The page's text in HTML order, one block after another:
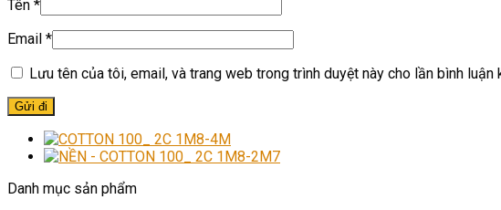
Tên *
Email *
Lưu tên của tôi, email, và trang web trong trình duyệt này cho lần bình luận
Danh mục sản phẩm